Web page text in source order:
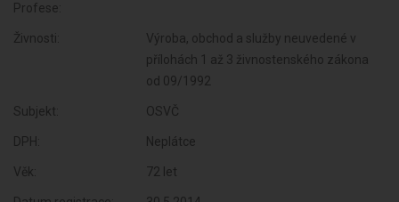
Profese:
Živnosti:
Výroba, obchod a služby neuvedené v
přílohách 1 až 3 živnostenského zákona
od 09/1992
Subjekt: OSVČ
DPH: Neplátce
Věk: 72 let